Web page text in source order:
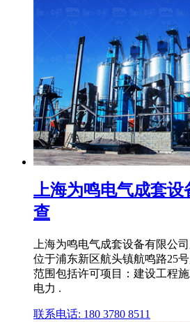
上海为鸣电气成套设
查
上海为鸣电气成套设备有限公
位于浦东新区航头镇航鸣路25
范围包括许可项目：建设工程
电力 .
联系电话: 180 3780 8511